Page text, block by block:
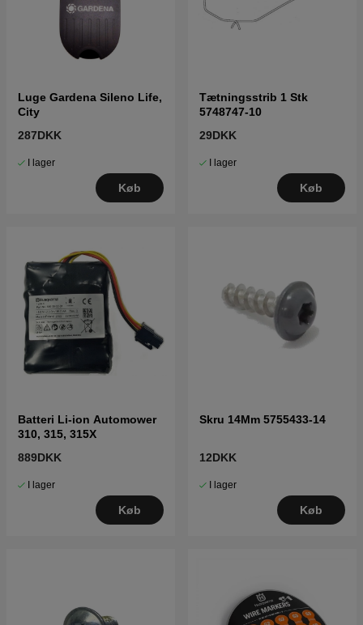
Luge Gardena Sileno Life,
City
287DKK
I lager
Køb
Tætningsstrib 1 Stk
5748747-10
29DKK
I lager
Køb
Batteri Li-ion Automower
310, 315, 315X
889DKK
I lager
Køb
Skru 14Mm 5755433-14
12DKK
I lager
Køb